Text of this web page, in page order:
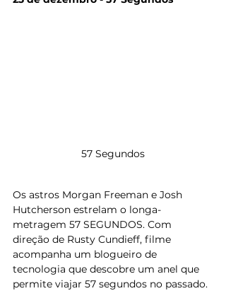
57 Segundos
Os astros Morgan Freeman e Josh
Hutcherson estrelam o longa-
metragem 57 SEGUNDOS. Com
direção de Rusty Cundieff, filme
acompanha um blogueiro de
tecnologia que descobre um anel que
permite viajar 57 segundos no passado.